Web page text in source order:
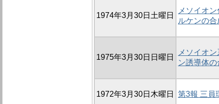
1974年3月30日土曜日
メソイオ
ルケンの合
1975年3月30日日曜日
メソイオ
ン誘導体の
1972年3月30日木曜日 第3報 三員